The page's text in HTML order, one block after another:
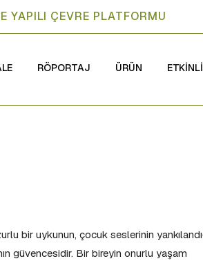
YAPILI ÇEVRE PLATFORMU
RÖPORTAJ ÜRÜN
bir uykunun, çocuk seslerinin
güvencesidir. Bir bireyin onurlu yaşam